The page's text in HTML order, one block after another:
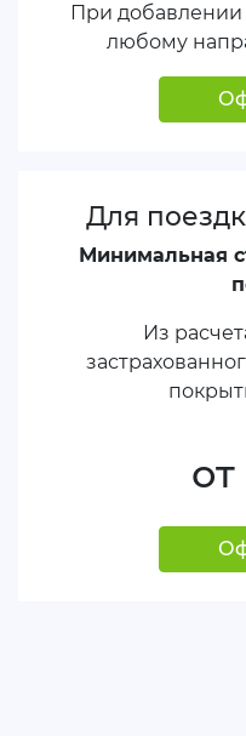
При добавлении
любому
Для
Минимальная
Из
от